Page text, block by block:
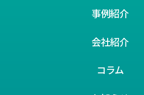
コラム
会社紹介
事例紹介